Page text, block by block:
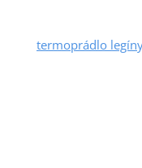
termoprádlo